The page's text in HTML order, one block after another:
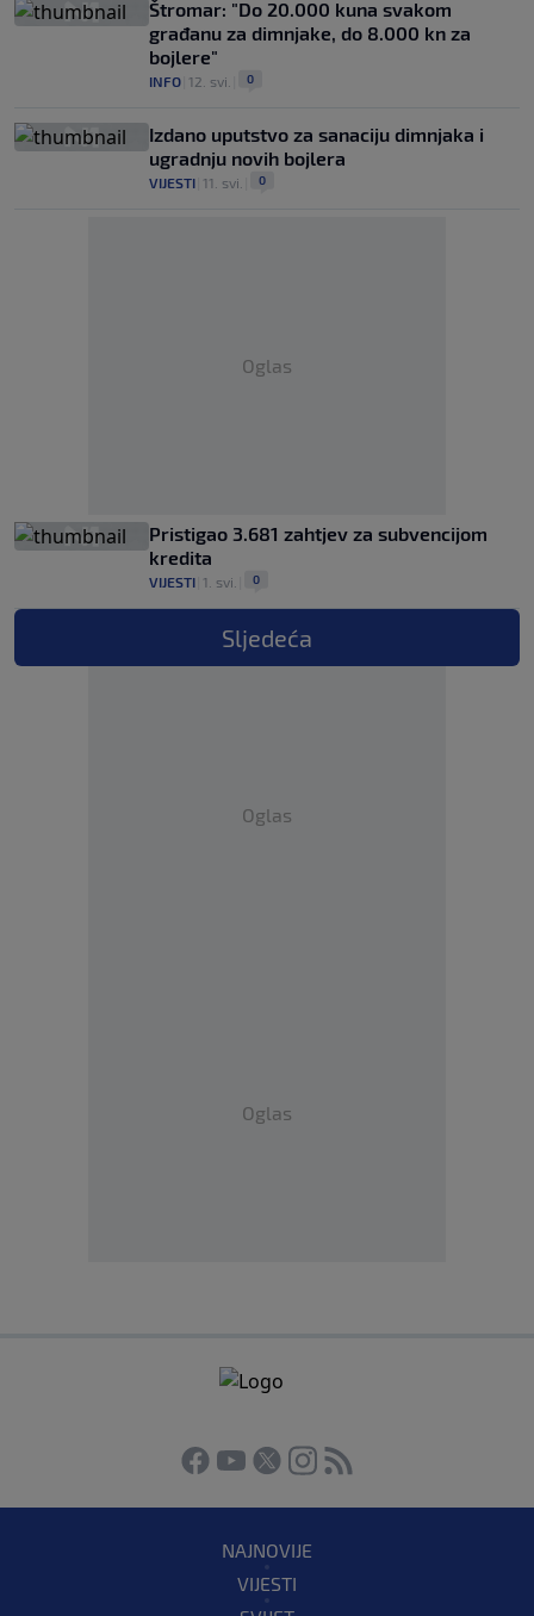
Štromar: "Do 20.000 kuna svakom
građanu za dimnjake, do 8.000 kn za
bojlere"
INFO 12. svi. 0
Izdano uputstvo za sanaciju dimnjaka i
ugradnju novih bojlera
VIJESTI 11. svi. 0
Oglas
Pristigao 3.681 zahtjev za subvencijom
kredita
VIJESTI 1. svi. 0
Sljedeća
Oglas
Oglas
NAJNOVIJE
VIJESTI